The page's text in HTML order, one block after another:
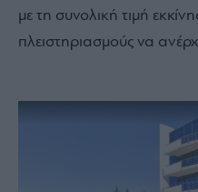
με τη συνολική τιμή
πλειστηριασμούς να